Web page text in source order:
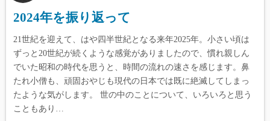
2024年を振り返って
21世紀を迎えて、はや四半世紀となる来年2025年。小さい頃は
ずっと20世紀が続くような感覚がありましたので、慣れ親しん
でいた昭和の時代を思うと、時間の流れの速さを感じます。鼻
たれ小僧も、頑固おやじも現代の日本では既に絶滅してしまっ
たような気がします。 世の中のことについて、いろいろと思う
こともあり…